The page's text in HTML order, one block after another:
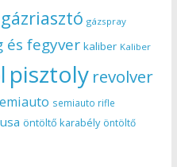
gázriasztó gázspray
és fegyver kaliber Kaliber
pisztoly revolver
semiauto rifle
usa öntöltő karabély öntöltő